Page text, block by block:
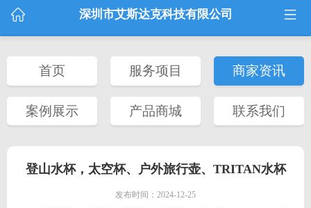
深圳市艾斯达克科技有限公司
首页 服务项目 商家资讯
案例展示 产品商城 联系我们
登山水杯，太空杯、户外旅行壶、TRITAN水杯
发布时间：2024-12-25